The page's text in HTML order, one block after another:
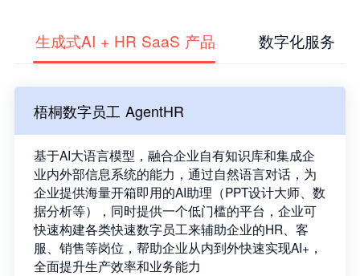
生成式AI + HR SaaS 产品 数字化服务
梧桐数字员工 AgentHR
基于AI大语言模型，融合企业自有知识库和集成企
业内外部信息系统的能力，通过自然语言对话，为
企业提供海量开箱即用的AI助理（PPT设计大师、数
据分析等），同时提供一个低门槛的平台，企业可
快速构建各类快速数字员工来辅助企业的HR、客
服、销售等岗位，帮助企业从内到外快速实现AI+，
全面提升生产效率和业务能力